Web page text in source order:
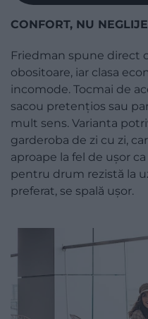
CONFORT, NU
Friedman spune direct
obositoare, iar clasa
incomode. Tocmai de
sacou pretențios sau
mult sens. Varianta
garderoba de zi cu zi,
aproape la fel de ușor
pentru drum rezistă la
preferat, se spală ușor.